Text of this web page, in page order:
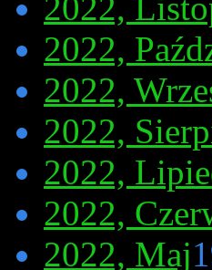
2022,
2022,
2022,
2022,
2022,
2022, Maj